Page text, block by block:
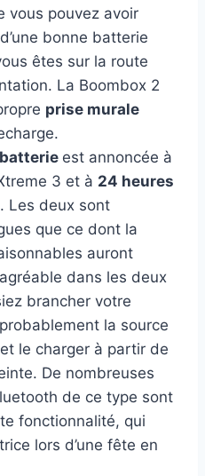
vous pouvez avoir
bonne batterie
êtes sur la route
La Boombox 2
prise murale
est annoncée à
3 et à 24 heures
Les deux sont
que ce dont la
auront
dans les deux
brancher votre
la source
le charger à partir de
De nombreuses
de ce type sont
fonctionnalité, qui
lors d’une fête en